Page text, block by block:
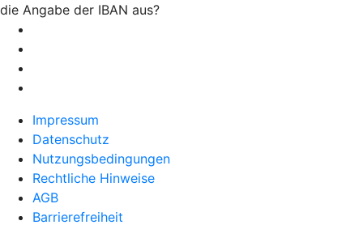
die Angabe der IBAN aus?
Impressum
Datenschutz
Nutzungsbedingungen
Rechtliche Hinweise
AGB
Barrierefreiheit